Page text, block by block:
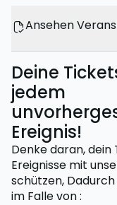
Ansehen
Deine
jedem
Ereignis!
Denke daran,
Ereignisse mit
schützen,
im Falle von: